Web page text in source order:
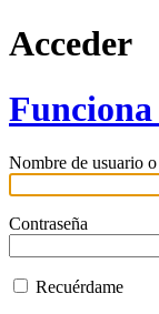
Acceder
Funciona
Nombre de usuario
Contraseña
Recuérdame